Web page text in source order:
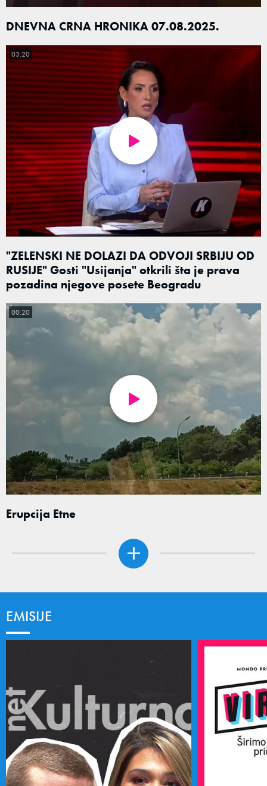
DNEVNA CRNA HRONIKA 07.08.2025.
"ZELENSKI NE DOLAZI DA ODVOJI SRBIJU OD
RUSIJE" Gosti "Usijanja" otkrili šta je prava
pozadina njegove posete Beogradu
03:20
Erupcija Etne
00:20
EMISIJE